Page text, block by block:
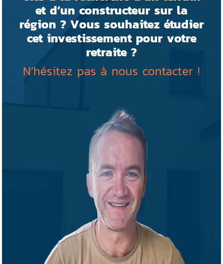
et d’un constructeur sur la
région ? Vous souhaitez étudier
cet investissement pour votre
retraite ?
N’hésitez pas à nous contacter !